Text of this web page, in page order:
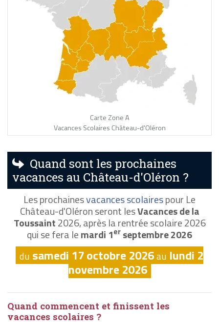
Carte Zone A
Vacances Scolaires Château-d'Oléron
Quand sont les prochaines
vacances au Château-d'Oléron ?
Les prochainesvacances scolairespour Le
Château-d'Oléron seront lesVacances de la
Toussaint2026, après la rentrée scolaire 2026
qui se fera lemardi 1er septembre 2026
du samedi 17 octobre 2026au lundi 2
novembre 2026
Quand commencent et finissent les
vacances scolaires ?